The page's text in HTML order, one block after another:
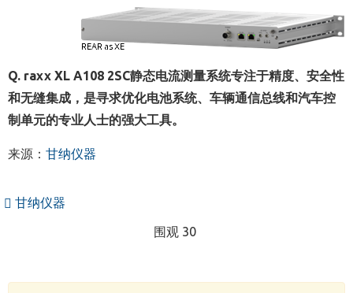
Q. raxx XL A108 2SC静态电流测量系统专注于精度、安全性
和无缝集成，是寻求优化电池系统、车辆通信总线和汽车控
制单元的专业人士的强大工具。
来源： 甘纳仪器
甘纳仪器
围观 30